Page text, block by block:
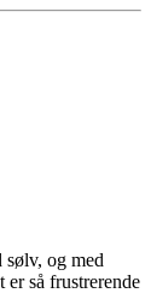
sølv, og med
så frustrerende